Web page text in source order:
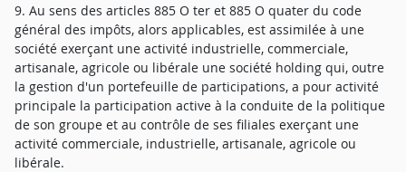
9. Au sens des articles 885 O ter et 885 O quater du code
général des impôts, alors applicables, est assimilée à une
société exerçant une activité industrielle, commerciale,
artisanale, agricole ou libérale une société holding qui, outre
la gestion d'un portefeuille de participations, a pour activité
principale la participation active à la conduite de la politique
de son groupe et au contrôle de ses filiales exerçant une
activité commerciale, industrielle, artisanale, agricole ou
libérale.